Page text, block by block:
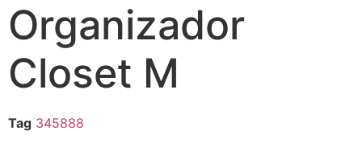
Organizador
Closet M
Tag 345888